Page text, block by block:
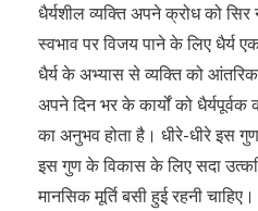
धैर्यशील व्यक्ति अपने क्रोध को
स्वभाव पर विजय पाने के लिए धैर्य
धैर्य के अभ्यास से व्यक्ति को
अपने दिन भर के कार्यों को
का अनुभव होता है। धीरे-धीरे इस
इस गुण के विकास के लिए सदा
मानसिक मूर्ति बसी हुई रहनी